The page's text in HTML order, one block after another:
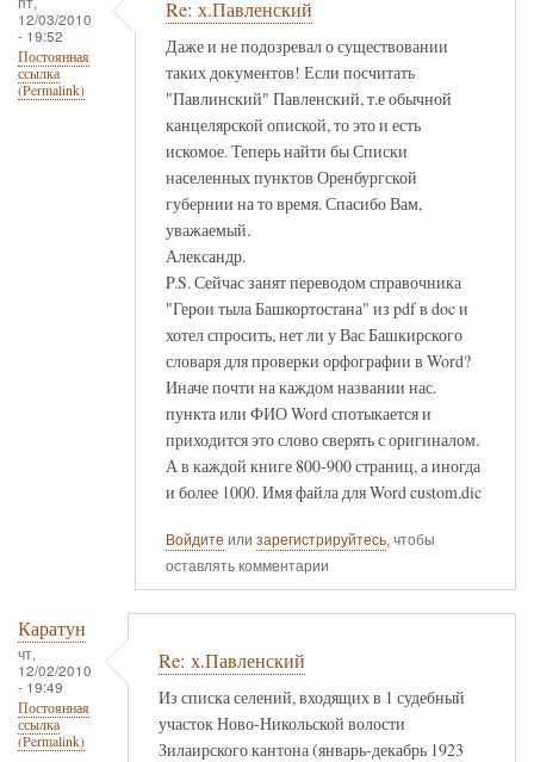
12/03/2010
- 19:52
Постоянная
ссылка
(Permalink)
Re: х.Павленский
Даже и не подозревал о существовании
таких документов! Если посчитать
"Павлинский" Павленский, т.е обычной
канцелярской опиской, то это и есть
искомое. Теперь найти бы Списки
населенных пунктов Оренбургской
губернии на то время. Спасибо Вам,
уважаемый.
Александр.
P.S. Сейчас занят переводом справочника
"Герои тыла Башкортостана" из pdf в doc и
хотел спросить, нет ли у Вас Башкирского
словаря для проверки орфографии в Word?
Иначе почти на каждом названии нас.
пункта или ФИО Word спотыкается и
приходится это слово сверять с оригиналом.
А в каждой книге 800-900 страниц, а иногда
и более 1000. Имя файла для Word custom.dic
Войдите или зарегистрируйтесь, чтобы
оставлять комментарии
Каратун
чт,
12/02/2010
- 19:49
Постоянная
ссылка
(Permalink)
Re: х.Павленский
Из списка селений, входящих в 1 судебный
участок Ново-Никольской волости
Зилаирского кантона (январь-декабрь 1923